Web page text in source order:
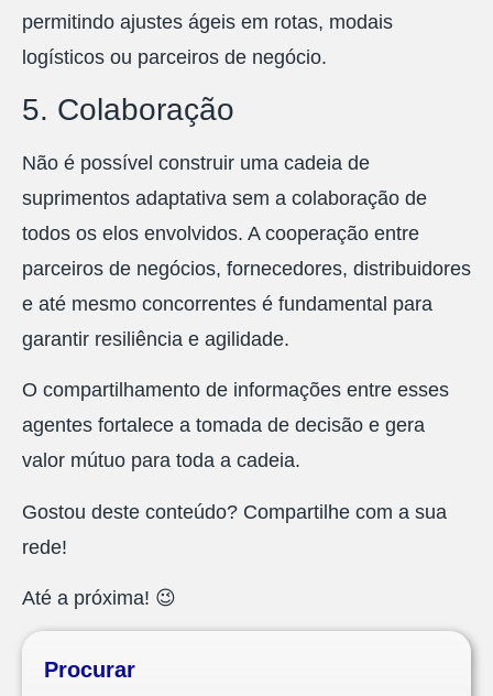
permitindo ajustes ágeis em rotas, modais
logísticos ou parceiros de negócio.
5. Colaboração
Não é possível construir uma cadeia de
suprimentos adaptativa sem a colaboração de
todos os elos envolvidos. A cooperação entre
parceiros de negócios, fornecedores, distribuidores
e até mesmo concorrentes é fundamental para
garantir resiliência e agilidade.
O compartilhamento de informações entre esses
agentes fortalece a tomada de decisão e gera
valor mútuo para toda a cadeia.
Gostou deste conteúdo? Compartilhe com a sua
rede!
Até a próxima! 😉
Procurar